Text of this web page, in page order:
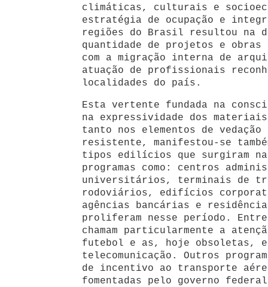
climáticas, culturais e
estratégia de ocupação e
regiões do Brasil resultou na
quantidade de projetos e obras
com a migração interna de
atuação de profissionais
localidades do país.
Esta vertente fundada na
na expressividade dos
tanto nos elementos de vedação
resistente, manifestou-se
tipos edilícios que surgiram
programas como: centros
universitários, terminais de
rodoviários, edifícios
agências bancárias e
proliferam nesse período.
chamam particularmente a
futebol e as, hoje obsoletas,
telecomunicação. Outros
de incentivo ao transporte
fomentadas pelo governo